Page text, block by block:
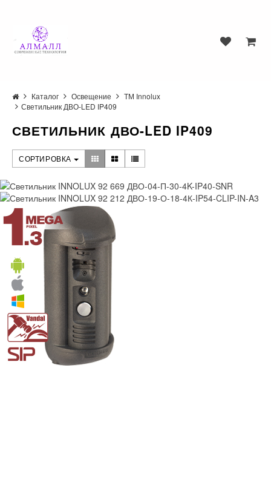
Каталог Освещение
ТМ Innolux
Светильник ДВО-LED IP409
СВЕТИЛЬНИК ДВО-LED IP409
СОРТИРОВКА